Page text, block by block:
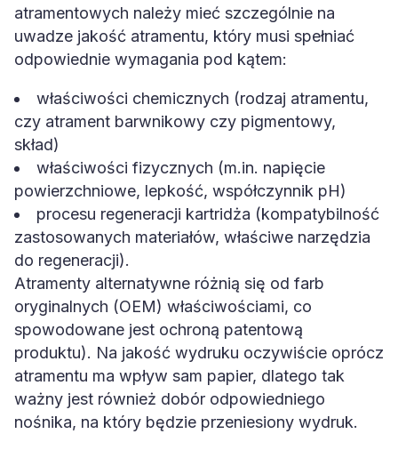
atramentowych należy mieć szczególnie na
uwadze jakość atramentu, który musi spełniać
odpowiednie wymagania pod kątem:
właściwości chemicznych (rodzaj atramentu,
czy atrament barwnikowy czy pigmentowy,
skład)
właściwości fizycznych (m.in. napięcie
powierzchniowe, lepkość, współczynnik pH)
procesu regeneracji kartridża (kompatybilność
zastosowanych materiałów, właściwe narzędzia
do regeneracji).
Atramenty alternatywne różnią się od farb
oryginalnych (OEM) właściwościami, co
spowodowane jest ochroną patentową
produktu). Na jakość wydruku oczywiście oprócz
atramentu ma wpływ sam papier, dlatego tak
ważny jest również dobór odpowiedniego
nośnika, na który będzie przeniesiony wydruk.